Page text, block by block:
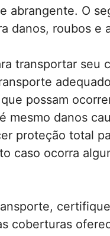
abrangente. O
danos, roubos e
transportar seu
possam
mesmo danos
proteção total
caso ocorra
coberturas